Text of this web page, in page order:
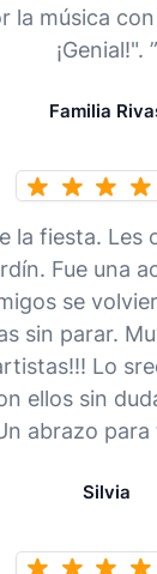
la música
¡Genial!". ”
Familia
la fiesta. Les
Fue una
se
sin parar.
Lo
ellos sin
abrazo para
Silvia